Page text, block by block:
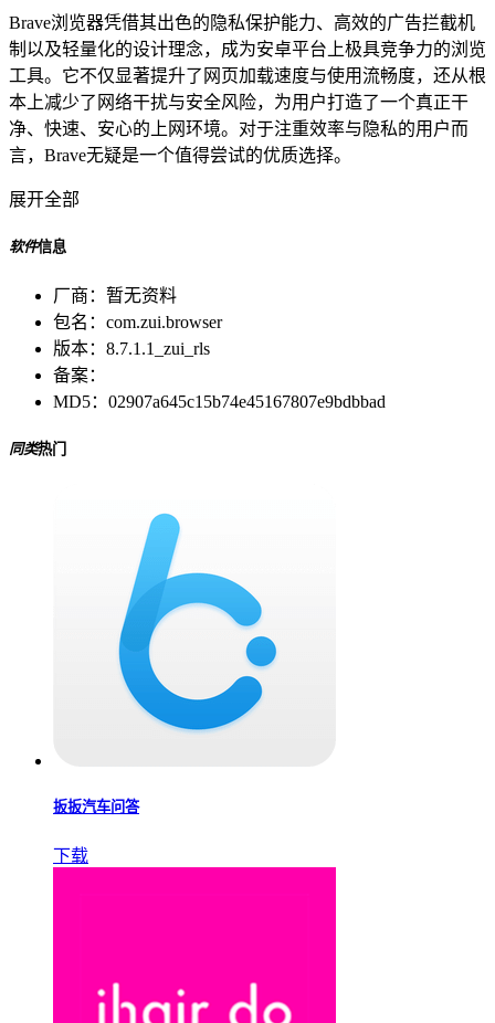
Brave浏览器凭借其出色的隐私保护能力、高效的广告拦截机
制以及轻量化的设计理念，成为安卓平台上极具竞争力的浏览
工具。它不仅显著提升了网页加载速度与使用流畅度，还从根
本上减少了网络干扰与安全风险，为用户打造了一个真正干
净、快速、安心的上网环境。对于注重效率与隐私的用户而
言，Brave无疑是一个值得尝试的优质选择。
展开全部
软件信息
厂商： 暂无资料
包名： com.zui.browser
版本： 8.7.1.1_zui_rls
备案：
MD5： 02907a645c15b74e45167807e9bdbbad
同类热门
扳扳汽车问答
下载